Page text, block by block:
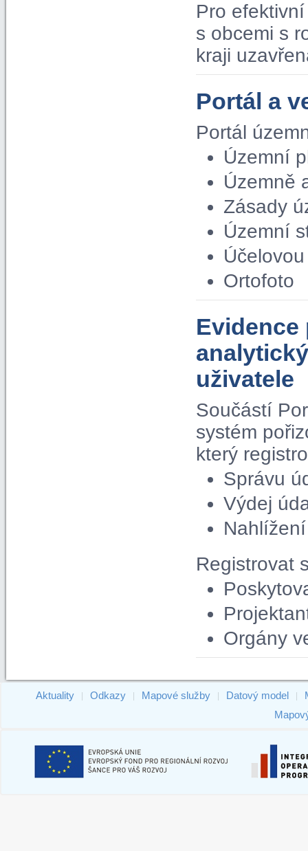
Pro
s obcemi s
kraji
Portál a
Portál
Územní
Územně
Zásady
Územní
Ortofoto
Evidence
uživatele
Součástí
systém
který
Správu
Výdej
Registrovat
Orgány
Aktuality Odkazy Mapové služby Datový model